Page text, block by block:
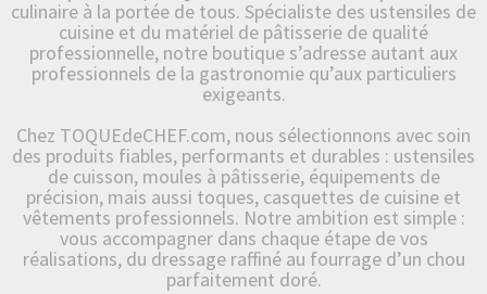
culinaire à la portée de tous. Spécialiste des ustensiles de
cuisine et du matériel de pâtisserie de qualité
professionnelle, notre boutique s’adresse autant aux
professionnels de la gastronomie qu’aux particuliers
exigeants.
Chez TOQUEdeCHEF.com, nous sélectionnons avec soin
des produits fiables, performants et durables : ustensiles
de cuisson, moules à pâtisserie, équipements de
précision, mais aussi toques, casquettes de cuisine et
vêtements professionnels. Notre ambition est simple :
vous accompagner dans chaque étape de vos
réalisations, du dressage raffiné au fourrage d’un chou
parfaitement doré.